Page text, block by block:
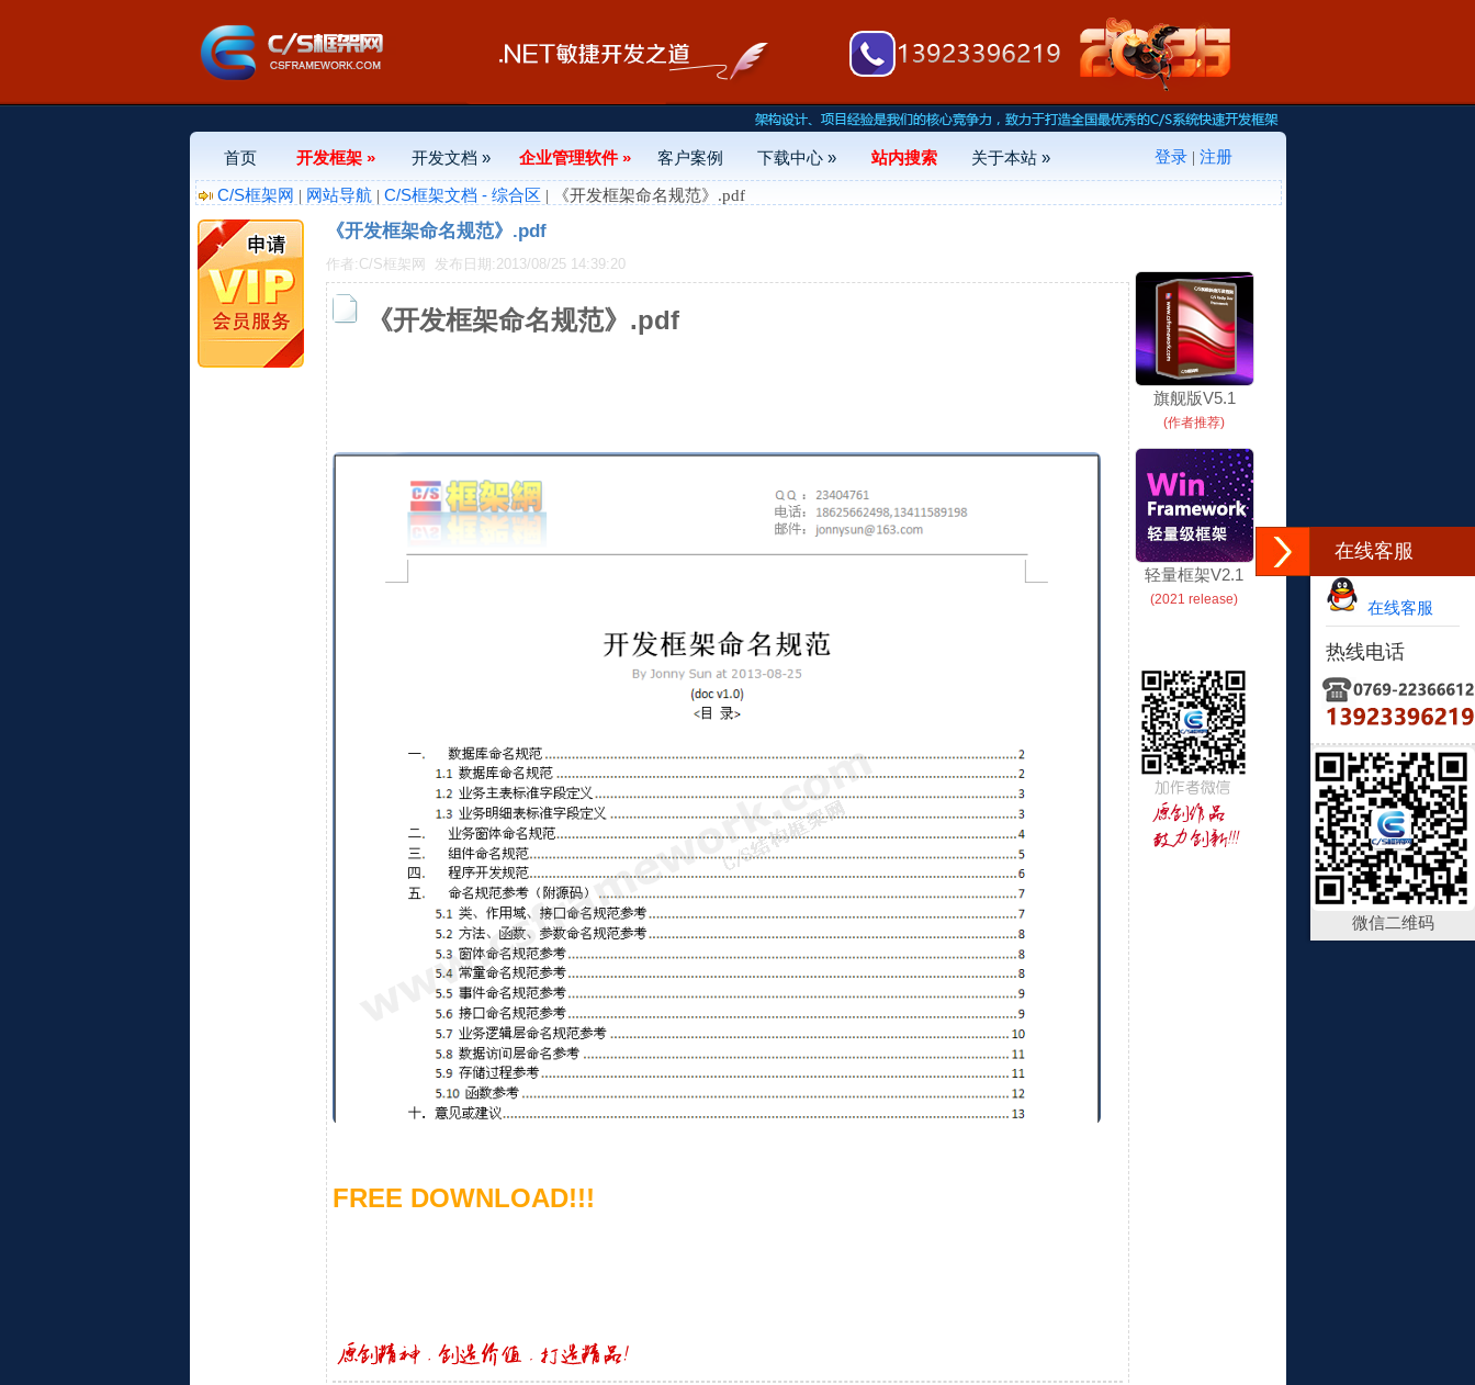
在线客服
在线客服
热线电话
微信二维码
首页 开发框架 » 开发文档 » 企业管理软件 » 客户案例 下载中心 » 站内搜索 关于本站 » 登录| 注册
C/S框架网 | 网站导航 | C/S框架文档 - 综合区 | 《开发框架命名规范》.pdf
《开发框架命名规范》.pdf
作者:C/S框架网 发布日期:2013/08/25 14:39:20
《开发框架命名规范》.pdf
FREE DOWNLOAD!!!
旗舰版V5.1
(作者推荐)
轻量框架V2.1
(2021 release)